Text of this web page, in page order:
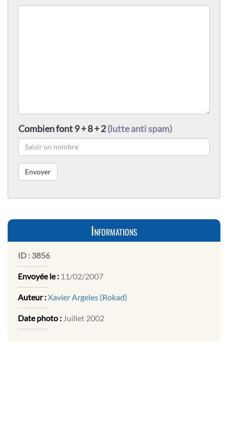
Combien font 9 + 8 + 2(lutte anti spam)
Informations
ID : 3856
Envoyée le : 11/02/2007
Auteur :Xavier Argeles (Rokad)
Date photo : Juillet 2002